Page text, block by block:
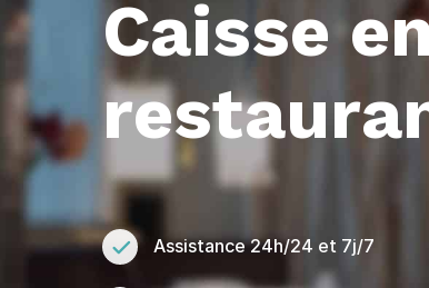
Caisse
Assistance 24h/24 et 7j/7